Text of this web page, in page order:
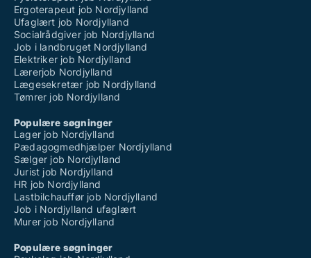
Ergoterapeut job Nordjylland
Ufaglært job Nordjylland
Socialrådgiver job Nordjylland
Job i landbruget Nordjylland
Elektriker job Nordjylland
Lærerjob Nordjylland
Lægesekretær job Nordjylland
Tømrer job Nordjylland
Populære søgninger
Lager job Nordjylland
Pædagogmedhjælper Nordjylland
Sælger job Nordjylland
Jurist job Nordjylland
HR job Nordjylland
Lastbilchauffør job Nordjylland
Job i Nordjylland ufaglært
Murer job Nordjylland
Populære søgninger